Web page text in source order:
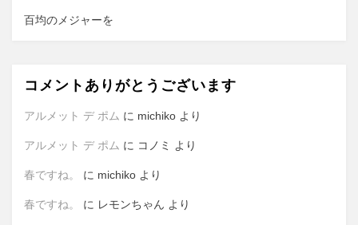
百均のメジャーを
コメントありがとうございます
アルメット デ ポム に michiko より
アルメット デ ポム に コノミ より
春ですね。 に michiko より
春ですね。 に レモンちゃん より